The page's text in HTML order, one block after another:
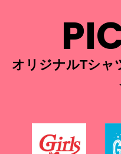
オリジナルTシャ